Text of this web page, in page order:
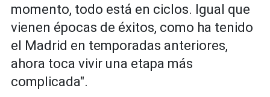
momento, todo está en ciclos. Igual que
vienen épocas de éxitos, como ha tenido
el Madrid en temporadas anteriores,
ahora toca vivir una etapa más
complicada".